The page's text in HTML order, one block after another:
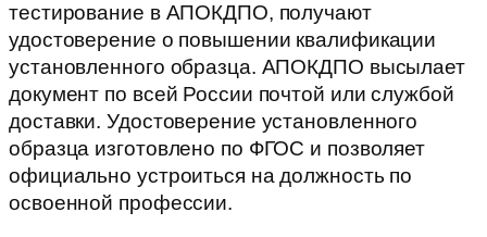
тестирование в АПОКДПО, получают
удостоверение о повышении квалификации
установленного образца. АПОКДПО высылает
документ по всей России почтой или службой
доставки. Удостоверение установленного
образца изготовлено по ФГОС и позволяет
официально устроиться на должность по
освоенной профессии.